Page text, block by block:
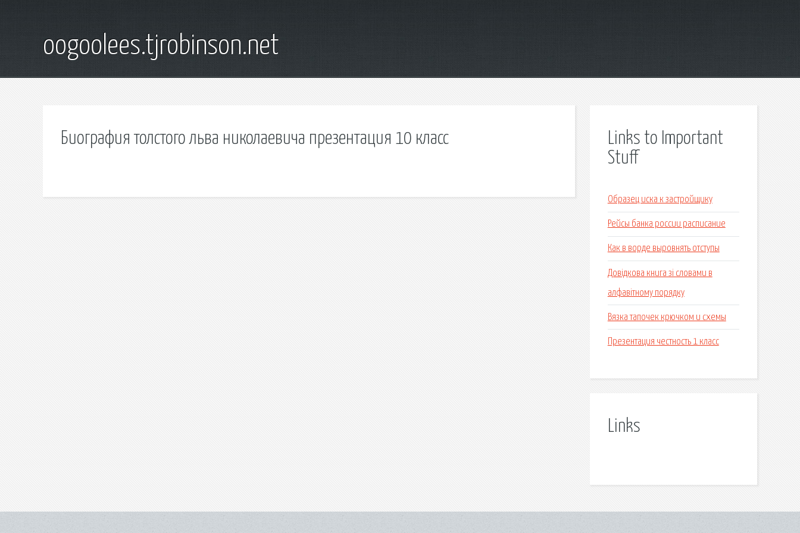
oogoolees.tjrobinson.net
Биография толстого льва николаевича презентация 10 класс
Links to Important
Stuff
Образец иска к застройщику
Рейсы банка россии расписание
Как в ворде выровнять отступы
Довідкова книга зі словами в
алфавітному порядку
Вязка тапочек крючком и схемы
Презентация честность 1 класс
Links